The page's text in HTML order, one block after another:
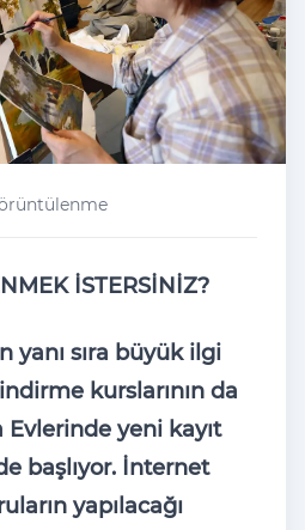
İSTERSİNİZ?
yanı sıra büyük ilgi
kurslarının da
yeni kayıt
başlıyor. İnternet
yapılacağı